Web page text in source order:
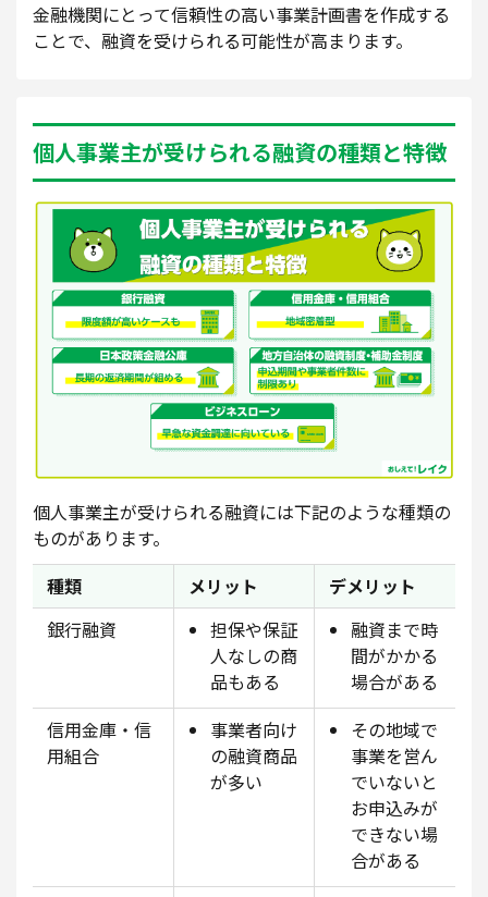
金融機関にとって信頼性の高い事業計画書を作成する
ことで、融資を受けられる可能性が高まります。
個人事業主が受けられる融資の種類と特徴
個人事業主が受けられる融資には下記のような種類の
ものがあります。
種類
メリット
デメリット
銀行融資
担保や保証
人なしの商
品もある
融資まで時
間がかかる
場合がある
信用金庫・信
用組合
事業者向け
の融資商品
が多い
その地域で
事業を営ん
でいないと
お申込みが
できない場
合がある